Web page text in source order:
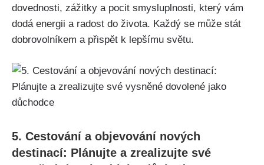
dovednosti, zážitky a pocit smysluplnosti, který ‍vám
dodá energii ‍a⁤ radost do života. Každý ​se může stát
dobrovolníkem​ a přispět k lepšímu⁣ světu.
5. Cestování a objevování nových ​
destinací: Plánujte a zrealizujte své